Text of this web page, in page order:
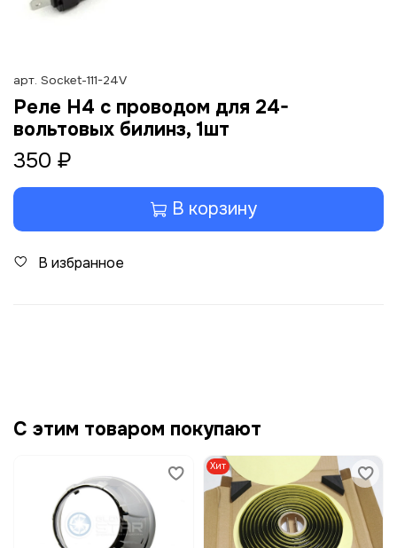
арт. Socket-111-24V
Реле H4 с проводом для 24-
вольтовых билинз, 1шт
350 ₽
В корзину
В избранное
С этим товаром покупают
Хит